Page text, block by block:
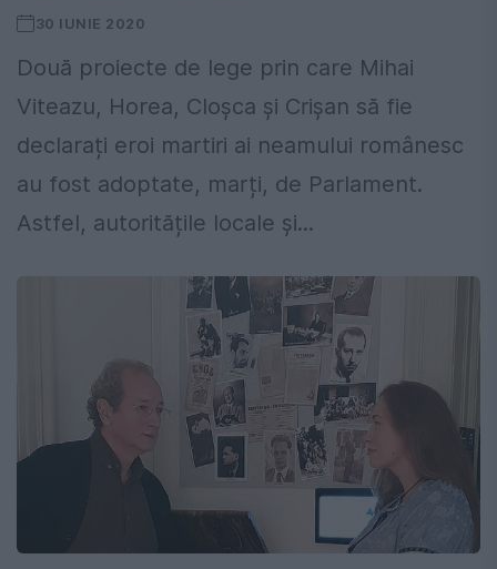
30 IUNIE 2020
Două proiecte de lege prin care Mihai
Viteazu, Horea, Cloșca și Crișan să fie
declarați eroi martiri ai neamului românesc
au fost adoptate, marți, de Parlament.
Astfel, autoritățile locale și...